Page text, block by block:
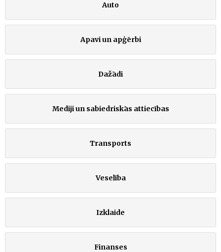
Auto
Apavi un apģērbi
Dažādi
Mediji un sabiedriskās attiecības
Transports
Veselība
Izklaide
Finanses